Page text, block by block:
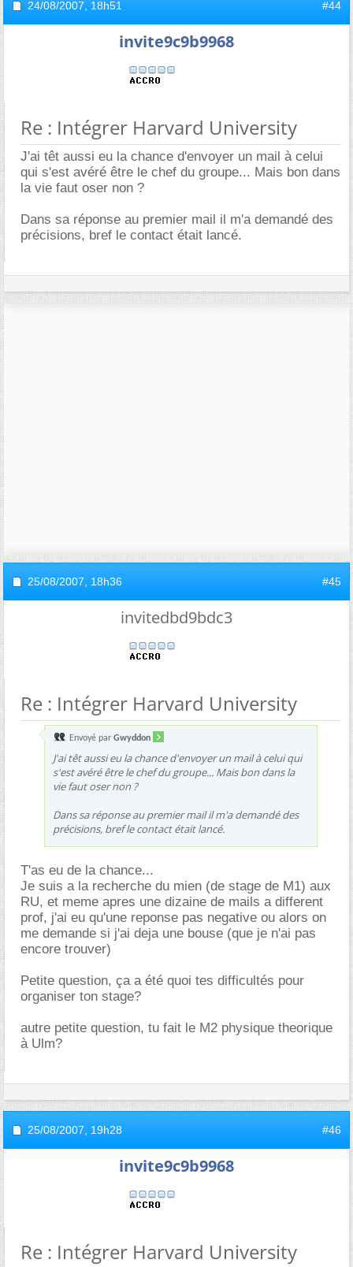
24/08/2007, 18h51 #44
invite9c9b9968
Re : Intégrer Harvard University
J'ai têt aussi eu la chance d'envoyer un mail à celui
qui s'est avéré être le chef du groupe... Mais bon dans
la vie faut oser non ?
Dans sa réponse au premier mail il m'a demandé des
précisions, bref le contact était lancé.
25/08/2007, 18h36 #45
invitedbd9bdc3
Re : Intégrer Harvard University
Envoyé par Gwyddon
J'ai têt aussi eu la chance d'envoyer un mail à celui qui
s'est avéré être le chef du groupe... Mais bon dans la
vie faut oser non ?
Dans sa réponse au premier mail il m'a demandé des
précisions, bref le contact était lancé.
T'as eu de la chance...
Je suis a la recherche du mien (de stage de M1) aux
RU, et meme apres une dizaine de mails a different
prof, j'ai eu qu'une reponse pas negative ou alors on
me demande si j'ai deja une bouse (que je n'ai pas
encore trouver)
Petite question, ça a été quoi tes difficultés pour
organiser ton stage?
autre petite question, tu fait le M2 physique theorique
à Ulm?
25/08/2007, 19h28 #46
invite9c9b9968
Re : Intégrer Harvard University